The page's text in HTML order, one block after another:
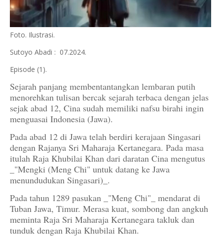
Foto. Ilustrasi.
Sutoyo Abadi : 07.2024.
Episode (1).
Sejarah panjang membentantangkan lembaran putih
menorehkan tulisan bercak sejarah terbaca dengan jelas
sejak abad 12, Cina sudah memiliki nafsu birahi ingin
menguasai Indonesia (Jawa).
Pada abad 12 di Jawa telah berdiri kerajaan Singasari
dengan Rajanya Sri Maharaja Kertanegara. Pada masa
itulah Raja Khubilai Khan dari daratan Cina mengutus
_"Mengki (Meng Chi" untuk datang ke Jawa
menundudukan Singasari)_.
Pada tahun 1289 pasukan _"Meng Chi"_ mendarat di
Tuban Jawa, Timur. Merasa kuat, sombong dan angkuh
meminta Raja Sri Maharaja Kertanegara takluk dan
tunduk dengan Raja Khubilai Khan.